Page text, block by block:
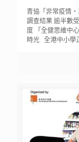
青協「非常疫情・
調查結果 逾半數
度 「全健思維中
時光 全港中小學